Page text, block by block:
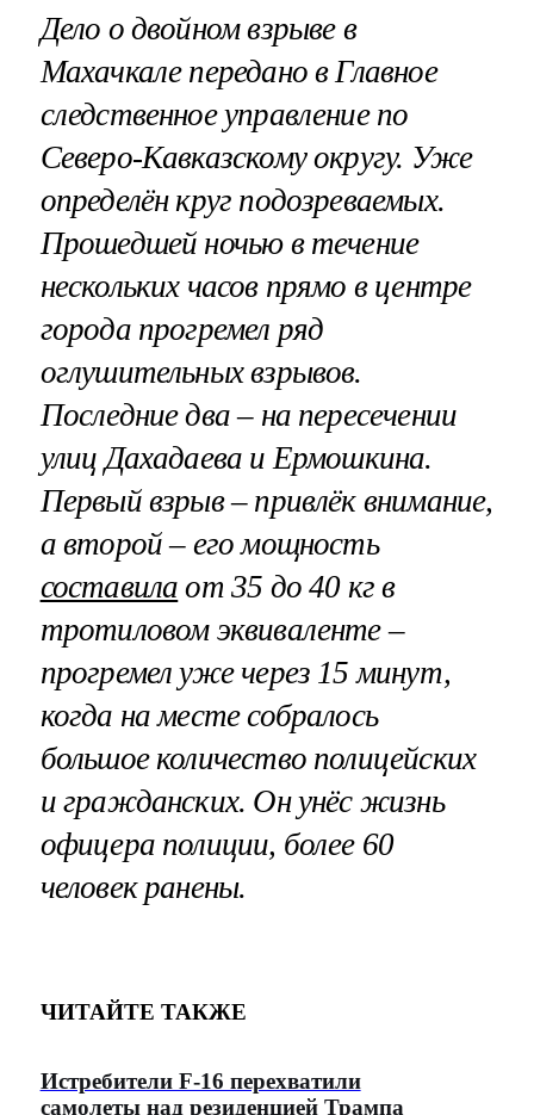
Дело о двойном взрыве в
Махачкале передано в Главное
следственное управление по
Северо-Кавказскому округу. Уже
определён круг подозреваемых.
Прошедшей ночью в течение
нескольких часов прямо в центре
города прогремел ряд
оглушительных взрывов.
Последние два – на пересечении
улиц Дахадаева и Ермошкина.
Первый взрыв – привлёк внимание,
а второй – его мощность
составила от 35 до 40 кг в
тротиловом эквиваленте –
прогремел уже через 15 минут,
когда на месте собралось
большое количество полицейских
и гражданских. Он унёс жизнь
офицера полиции, более 60
человек ранены.
ЧИТАЙТЕ ТАКЖЕ
Истребители F-16 перехватили
самолеты над резиденцией Трампа